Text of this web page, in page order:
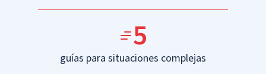
5
guías para situaciones complejas